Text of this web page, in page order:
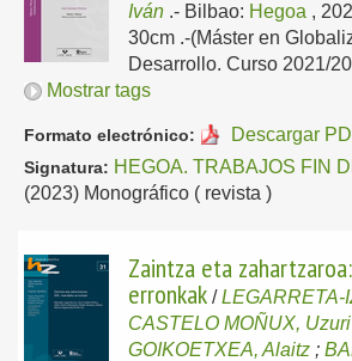
Iván .- Bilbao: Hegoa ,
30cm .-(Máster en
Desarrollo. Curso 2021/
Mostrar tags
Formato electrónico: Descargar
Signatura: HEGOA. TRABAJOS FIN
(2023) Monográfico ( revista )
Zaintza eta
erronkak /LEGARRETA-
CASTELO MOÑUX, Uzuri
GOIKOETXEA, Alaitz ;